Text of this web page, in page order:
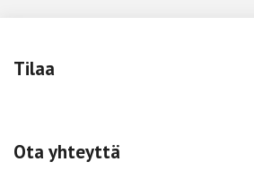
Tilaa
Ota yhteyttä